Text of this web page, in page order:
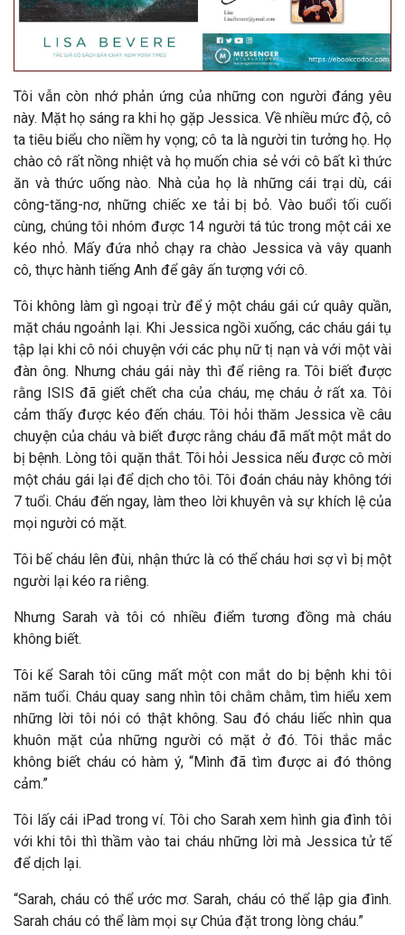
Tôi vẫn còn nhớ phản ứng của những con người đáng yêu
này. Mặt họ sáng ra khi họ gặp Jessica. Về nhiều mức độ, cô
ta tiêu biểu cho niềm hy vọng; cô ta là người tin tưởng họ. Họ
chào cô rất nồng nhiệt và họ muốn chia sẻ với cô bất kì thức
ăn và thức uống nào. Nhà của họ là những cái trại dù, cái
công-tăng-nơ, những chiếc xe tải bị bỏ. Vào buổi tối cuối
cùng, chúng tôi nhóm được 14 người tá túc trong một cái xe
kéo nhỏ. Mấy đứa nhỏ chạy ra chào Jessica và vây quanh
cô, thực hành tiếng Anh để gây ấn tượng với cô.
Tôi không làm gì ngoại trừ để ý một cháu gái cứ quây quần,
mặt cháu ngoảnh lại. Khi Jessica ngồi xuống, các cháu gái tụ
tập lại khi cô nói chuyện với các phụ nữ tị nạn và với một vài
đàn ông. Nhưng cháu gái này thì để riêng ra. Tôi biết được
rằng ISIS đã giết chết cha của cháu, mẹ cháu ở rất xa. Tôi
cảm thấy được kéo đến cháu. Tôi hỏi thăm Jessica về câu
chuyện của cháu và biết được rằng cháu đã mất một mắt do
bị bệnh. Lòng tôi quặn thắt. Tôi hỏi Jessica nếu được cô mời
một cháu gái lại để dịch cho tôi. Tôi đoán cháu này không tới
7 tuổi. Cháu đến ngay, làm theo lời khuyên và sự khích lệ của
mọi người có mặt.
Tôi bế cháu lên đùi, nhận thức là có thể cháu hơi sợ vì bị một
người lại kéo ra riêng.
Nhưng Sarah và tôi có nhiều điểm tương đồng mà cháu
không biết.
Tôi kể Sarah tôi cũng mất một con mắt do bị bệnh khi tôi
năm tuổi. Cháu quay sang nhìn tôi chằm chằm, tìm hiểu xem
những lời tôi nói có thật không. Sau đó cháu liếc nhìn qua
khuôn mặt của những người có mặt ở đó. Tôi thắc mắc
không biết cháu có hàm ý, “Mình đã tìm được ai đó thông
cảm.”
Tôi lấy cái iPad trong ví. Tôi cho Sarah xem hình gia đình tôi
với khi tôi thì thầm vào tai cháu những lời mà Jessica tử tế
để dịch lại.
“Sarah, cháu có thể ước mơ. Sarah, cháu có thể lập gia đình.
Sarah cháu có thể làm mọi sự Chúa đặt trong lòng cháu.”